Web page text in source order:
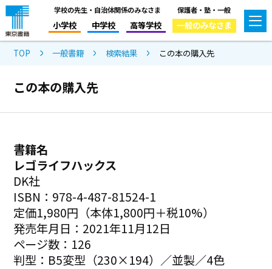
学校の先生・自治体関係のみなさま
小学校 中学校 高等学校
保護者・塾・一般
一般のみなさま
TOP 一般書籍 検索結果 この本の購入先
この本の購入先
書籍名
レゴライフハックス
DK社
ISBN：978-4-487-81524-1
定価1,980円（本体1,800円＋税10%）
発売年月日：2021年11月12日
ページ数：126
判型：B5変型（230×194）／並製／4色